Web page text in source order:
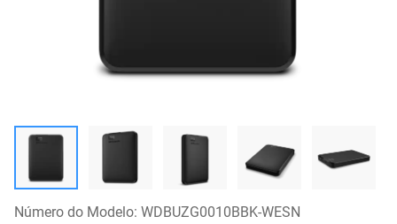
Número do Modelo: WDBUZG0010BBK-WESN